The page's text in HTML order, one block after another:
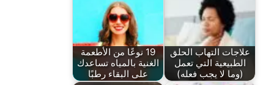
علاجات التهاب الحلق
الطبيعية التي تعمل
(وما لا يجب فعله)
19 نوعًا من الأطعمة
الغنية بالمياه تساعدك
على البقاء رطبًا